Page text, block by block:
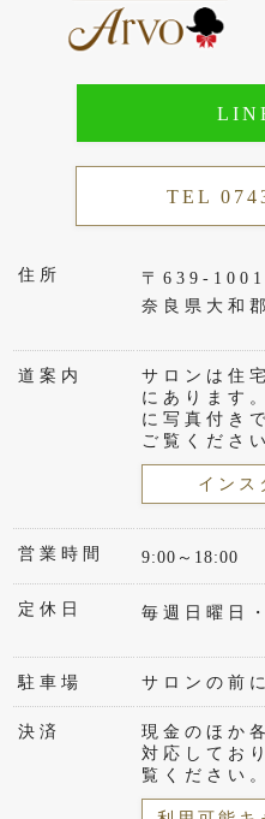
TEL
住所
〒639-1001
奈良県大和
道案内
サロンは住
にあります
に写真付き
ご覧くださ
インス
営業時間 9:00～18:00
定休日 毎週日曜日
駐車場 サロンの前
決済
現金のほか
対応してお
覧ください。